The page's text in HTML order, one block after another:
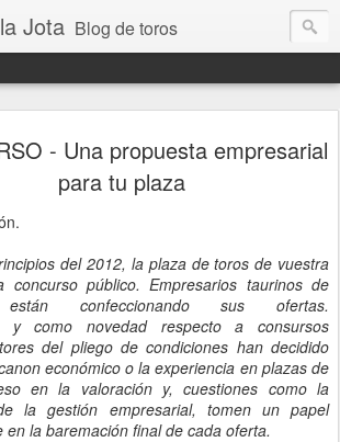
Jota Blog de toros
- Una propuesta empresarial
para tu plaza
del 2012, la plaza de toros de vuestra
público. Empresarios taurinos de
confeccionando sus ofertas.
y como novedad respecto a consursos
del pliego de condiciones han decidido
económico o la experiencia en plazas de
en la valoración y, cuestiones como la
la gestión empresarial, tomen un papel
en la baremación final de cada oferta.